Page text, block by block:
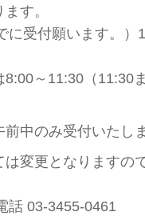
す。
に受付願います。）
～11:30（11:30
中のみ受付いたし
変更となりますの
話 03-3455-0461